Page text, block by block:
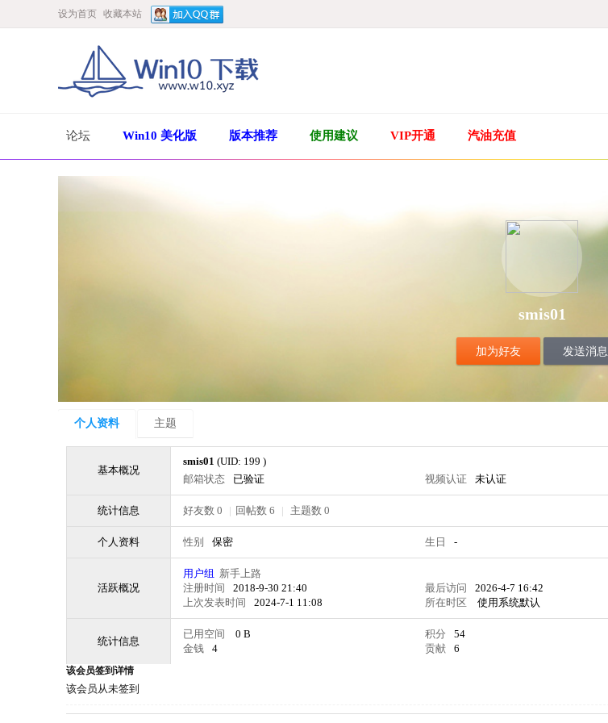
设为首页 收藏本站
论坛 Win10 美化版 版本推荐 使用建议 VIP开通 汽油充值
smis01
加为好友 发送消息
个人资料 主题
基本概况
smis01 (UID: 199 )
邮箱状态
已验证 视频认证 未认证
统计信息 好友数 0 | 回帖数 6 | 主题数 0
个人资料 性别 保密 生日 -
活跃概况
用户组 新手上路
注册时间
2018-9-30 21:40 最后访问 2026-4-7 16:42
上次发表时间
2024-7-1 11:08 所在时区 使用系统默认
统计信息
已用空间 0 B 积分 54
金钱
4 贡献 6
该会员签到详情
该会员从未签到